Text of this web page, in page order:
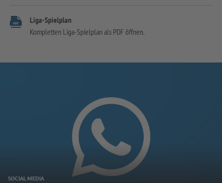
Liga-Spielplan
Kompletten Liga-Spielplan als PDF öffnen.
SOCIAL MEDIA